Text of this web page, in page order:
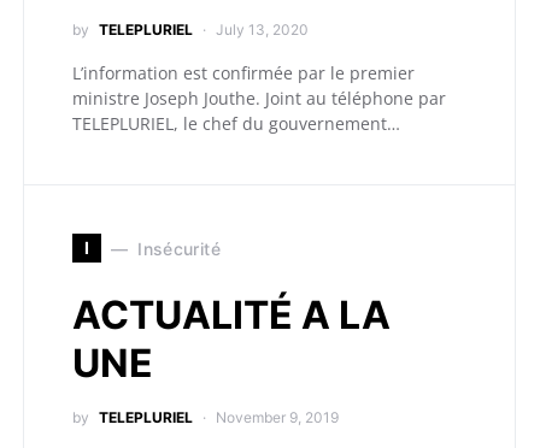
by TELEPLURIEL July 13, 2020
L’information est confirmée par le premier
ministre Joseph Jouthe. Joint au téléphone par
TELEPLURIEL, le chef du gouvernement…
I Insécurité
ACTUALITÉ A LA
UNE
by TELEPLURIEL November 9, 2019